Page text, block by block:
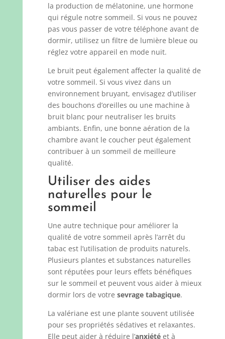
la production de mélatonine, une hormone
qui régule notre sommeil. Si vous ne pouvez
pas vous passer de votre téléphone avant de
dormir, utilisez un filtre de lumière bleue ou
réglez votre appareil en mode nuit.
Le bruit peut également affecter la qualité de
votre sommeil. Si vous vivez dans un
environnement bruyant, envisagez d’utiliser
des bouchons d’oreilles ou une machine à
bruit blanc pour neutraliser les bruits
ambiants. Enfin, une bonne aération de la
chambre avant le coucher peut également
contribuer à un sommeil de meilleure
qualité.
Utiliser des aides
naturelles pour le
sommeil
Une autre technique pour améliorer la
qualité de votre sommeil après l’arrêt du
tabac est l’utilisation de produits naturels.
Plusieurs plantes et substances naturelles
sont réputées pour leurs effets bénéfiques
sur le sommeil et peuvent vous aider à mieux
dormir lors de votre sevrage tabagique.
La valériane est une plante souvent utilisée
pour ses propriétés sédatives et relaxantes.
Elle peut aider à réduire l’anxiétéet à